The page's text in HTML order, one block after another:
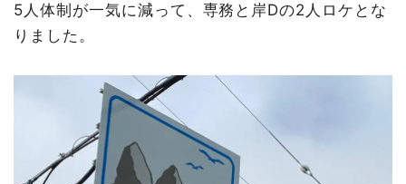
5人体制が一気に減って、専務と岸Dの2人ロケとな
りました。